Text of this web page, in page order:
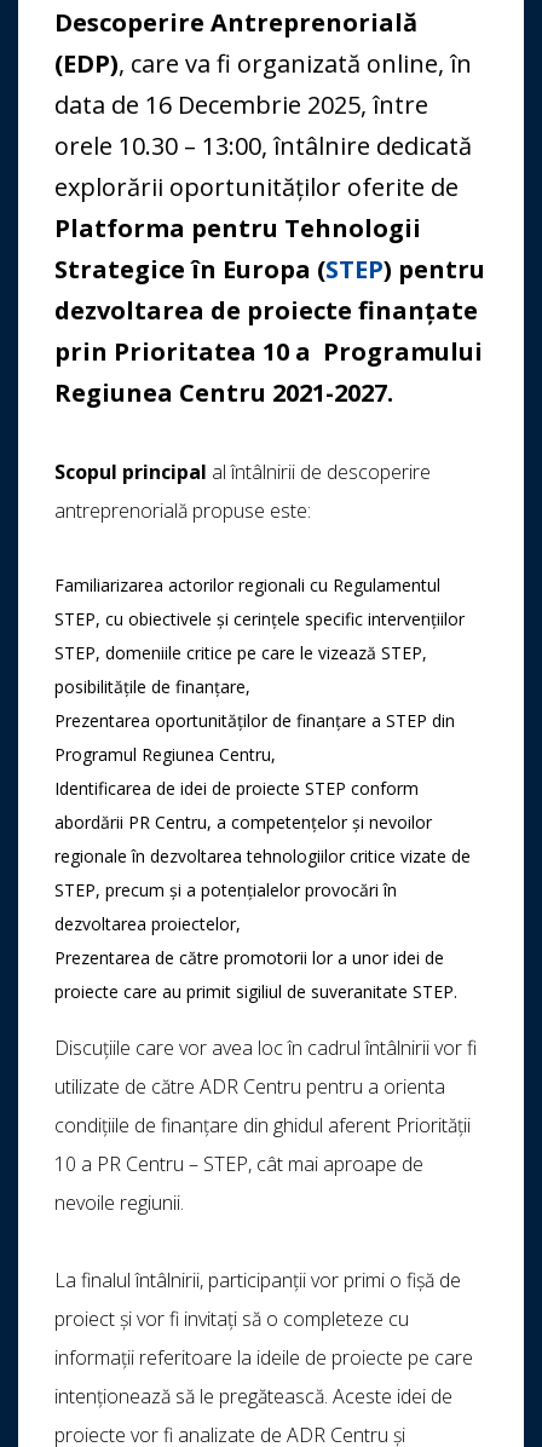
Descoperire Antreprenorială
(EDP), care va fi organizată online, în
data de 16 Decembrie 2025, între
orele 10.30 – 13:00, întâlnire dedicată
explorării oportunităților oferite de
Platforma pentru Tehnologii
Strategice în Europa (STEP) pentru
dezvoltarea de proiecte finanțate
prin Prioritatea 10 a Programului
Regiunea Centru 2021-2027.
Scopul principal al întâlnirii de descoperire
antreprenorială propuse este:
Familiarizarea actorilor regionali cu Regulamentul
STEP, cu obiectivele și cerințele specific intervențiilor
STEP, domeniile critice pe care le vizează STEP,
posibilitățile de finanțare,
Prezentarea oportunităților de finanțare a STEP din
Programul Regiunea Centru,
Identificarea de idei de proiecte STEP conform
abordării PR Centru, a competențelor și nevoilor
regionale în dezvoltarea tehnologiilor critice vizate de
STEP, precum și a potențialelor provocări în
dezvoltarea proiectelor,
Prezentarea de către promotorii lor a unor idei de
proiecte care au primit sigiliul de suveranitate STEP.
Discuțiile care vor avea loc în cadrul întâlnirii vor fi
utilizate de către ADR Centru pentru a orienta
condițiile de finanțare din ghidul aferent Priorității
10 a PR Centru – STEP, cât mai aproape de
nevoile regiunii.
La finalul întâlnirii, participanții vor primi o fișă de
proiect și vor fi invitați să o completeze cu
informații referitoare la ideile de proiecte pe care
intenționează să le pregătească. Aceste idei de
proiecte vor fi analizate de ADR Centru și